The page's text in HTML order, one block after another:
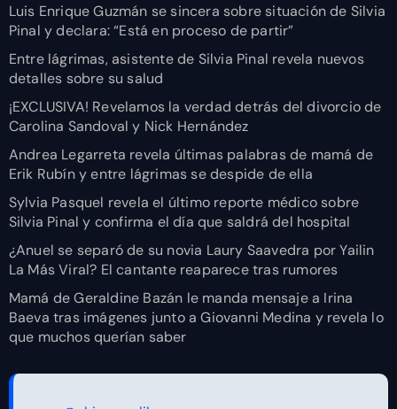
Luis Enrique Guzmán se sincera sobre situación de Silvia
Pinal y declara: “Está en proceso de partir”
Entre lágrimas, asistente de Silvia Pinal revela nuevos
detalles sobre su salud
¡EXCLUSIVA! Revelamos la verdad detrás del divorcio de
Carolina Sandoval y Nick Hernández
Andrea Legarreta revela últimas palabras de mamá de
Erik Rubín y entre lágrimas se despide de ella
Sylvia Pasquel revela el último reporte médico sobre
Silvia Pinal y confirma el día que saldrá del hospital
¿Anuel se separó de su novia Laury Saavedra por Yailin
La Más Viral? El cantante reaparece tras rumores
Mamá de Geraldine Bazán le manda mensaje a Irina
Baeva tras imágenes junto a Giovanni Medina y revela lo
que muchos querían saber